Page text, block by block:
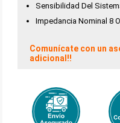
Sensibilidad Del
Impedancia Nominal 8
Comunícate con un
adicional!!